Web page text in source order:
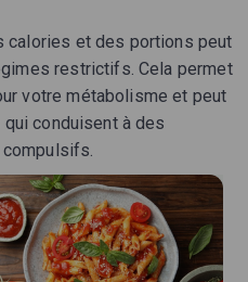
calories et des portions peut
restrictifs. Cela permet
votre métabolisme et peut
conduisent à des